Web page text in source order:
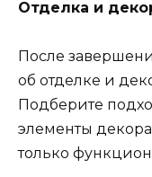
Отделка и
После
об отделке и
Подберите
элементы
только